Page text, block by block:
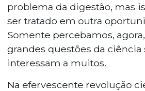
problema da digestão, mas
ser tratado em outra
Somente percebamos,
grandes questões da ciência
interessam a muitos.
Na efervescente revolução